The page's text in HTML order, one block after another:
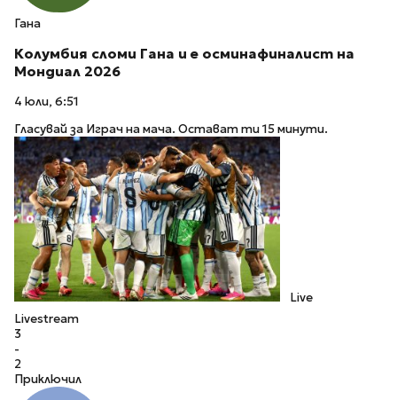
Гана
Колумбия сломи Гана и е осминафиналист на
Мондиал 2026
4 юли, 6:51
Гласувай за Играч на мача. Остават ти 15 минути.
Live
Livestream
3
-
2
Приключил